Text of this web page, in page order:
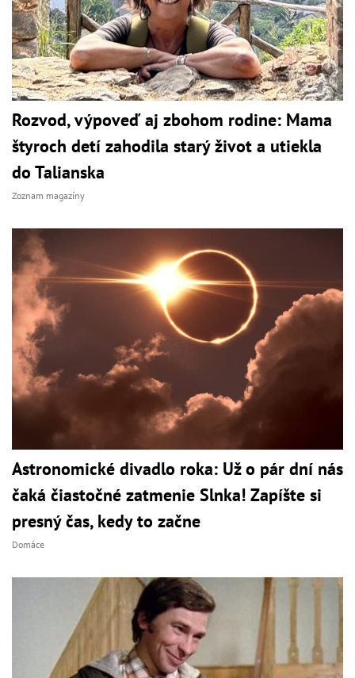
Rozvod, výpoveď aj zbohom rodine: Mama
štyroch detí zahodila starý život a utiekla
do Talianska
Zoznam magazíny
Astronomické divadlo roka: Už o pár dní nás
čaká čiastočné zatmenie Slnka! Zapíšte si
presný čas, kedy to začne
Domáce